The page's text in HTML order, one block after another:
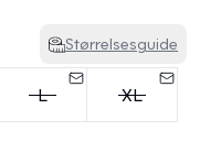
Størrelsesguide
L XL